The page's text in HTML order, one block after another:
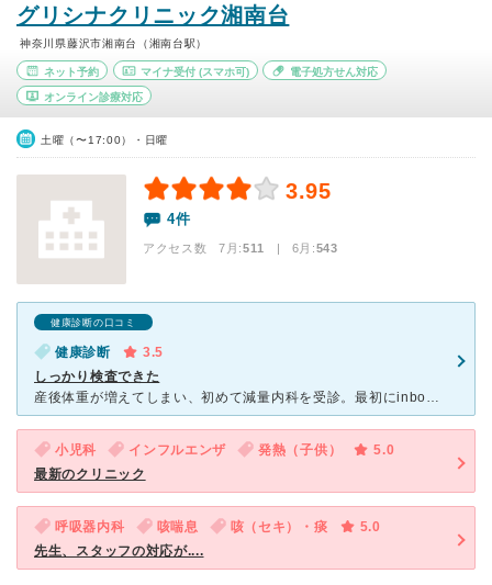
グリシナクリニック湘南台
神奈川県藤沢市湘南台（湘南台駅）
ネット予約 マイナ受付(スマホ可) 電子処方せん対応
オンライン診療対応
土曜（〜17:00）・日曜
3.95
4件
アクセス数 7月:511 | 6月:543
健康診断の口コミ
健康診断
3.5
しっかり検査できた
産後体重が増えてしまい、初めて減量内科を受診。最初にinbody検査で身体の数値を把握したのち、管理栄養士からの栄養指導を受け、医師の診察という流れで進む。栄養指導は細かくヒアリングを受け、日々の生活
小児科 インフルエンザ 発熱（子供）
5.0
最新のクリニック
呼吸器内科 咳喘息 咳（セキ）・痰
5.0
先生、スタッフの対応が....